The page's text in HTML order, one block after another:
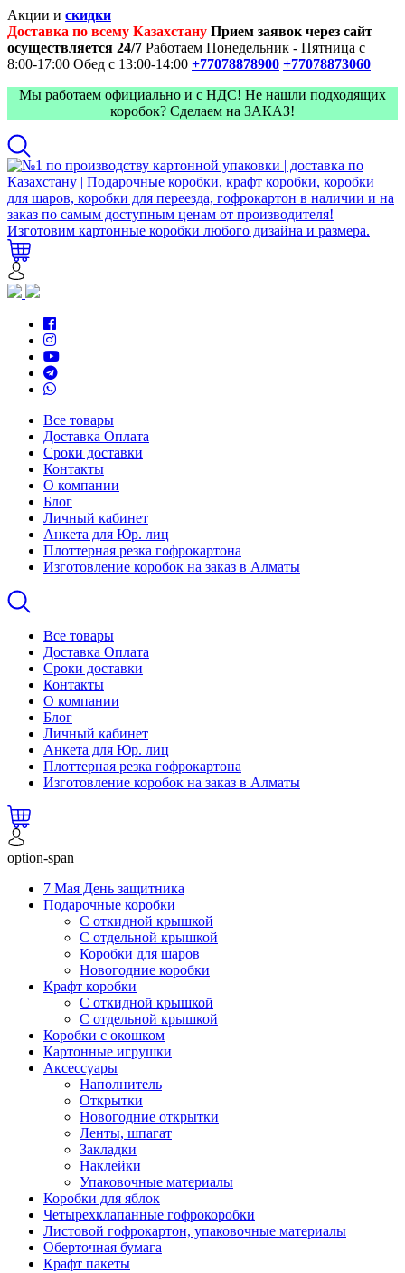
Акции и скидки
Доставка по всему Казахстану Прием заявок через сайт
осуществляется 24/7 Работаем Понедельник - Пятница с
8:00-17:00 Обед с 13:00-14:00 +77078878900 +77078873060
Мы работаем официально и с НДС! Не нашли подходящих
коробок? Сделаем на ЗАКАЗ!
Все товары
Доставка Оплата
Сроки доставки
Контакты
О компании
Блог
Личный кабинет
Анкета для Юр. лиц
Плоттерная резка гофрокартона
Изготовление коробок на заказ в Алматы
Все товары
Доставка Оплата
Сроки доставки
Контакты
О компании
Блог
Личный кабинет
Анкета для Юр. лиц
Плоттерная резка гофрокартона
Изготовление коробок на заказ в Алматы
option-span
7 Мая День защитника
Подарочные коробки
С откидной крышкой
С отдельной крышкой
Коробки для шаров
Новогодние коробки
Крафт коробки
С откидной крышкой
С отдельной крышкой
Коробки с окошком
Картонные игрушки
Аксессуары
Наполнитель
Открытки
Новогодние открытки
Ленты, шпагат
Закладки
Наклейки
Упаковочные материалы
Коробки для яблок
Четырехклапанные гофрокоробки
Листовой гофрокартон, упаковочные материалы
Оберточная бумага
Крафт пакеты